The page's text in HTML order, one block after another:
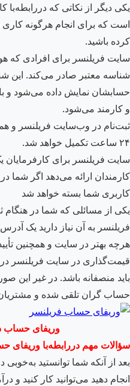
یکی دیگر از نکاتی که دررابطه‌با
است که برای انجام هرگونه کاری
کرده باشید.
سایت فریلنسر برای افرادی که
شناسه معتبر صادر می‌کند. این
حسابشان نمایش داده می‌شود و
و کارمند می‌شود.
ثبت‌نام در وب‌سایت فریلنسر و
۲۴ ساعت تکمیل خواهد شد.
سایت فریلنسر برای کارفرمایان
کارمندان ارائه می‌دهد اگر شما
کاربری شما بسته خواهد شد
یکی از مسائلی که شما در
فریلنسر به آن نیاز دارید یک
هرچه بهتر در سایت و همچنین
قیمت‌گذاری در سایت فریلنسر
باید منصفانه باشد. در غیر این
حساب گران تلقی شده و
وریفای حساب
سؤالات مهم دررابطه‌با وریفای
بعد از آنکه شما توانستید
انجام دهید می‌توانید کار کنید و